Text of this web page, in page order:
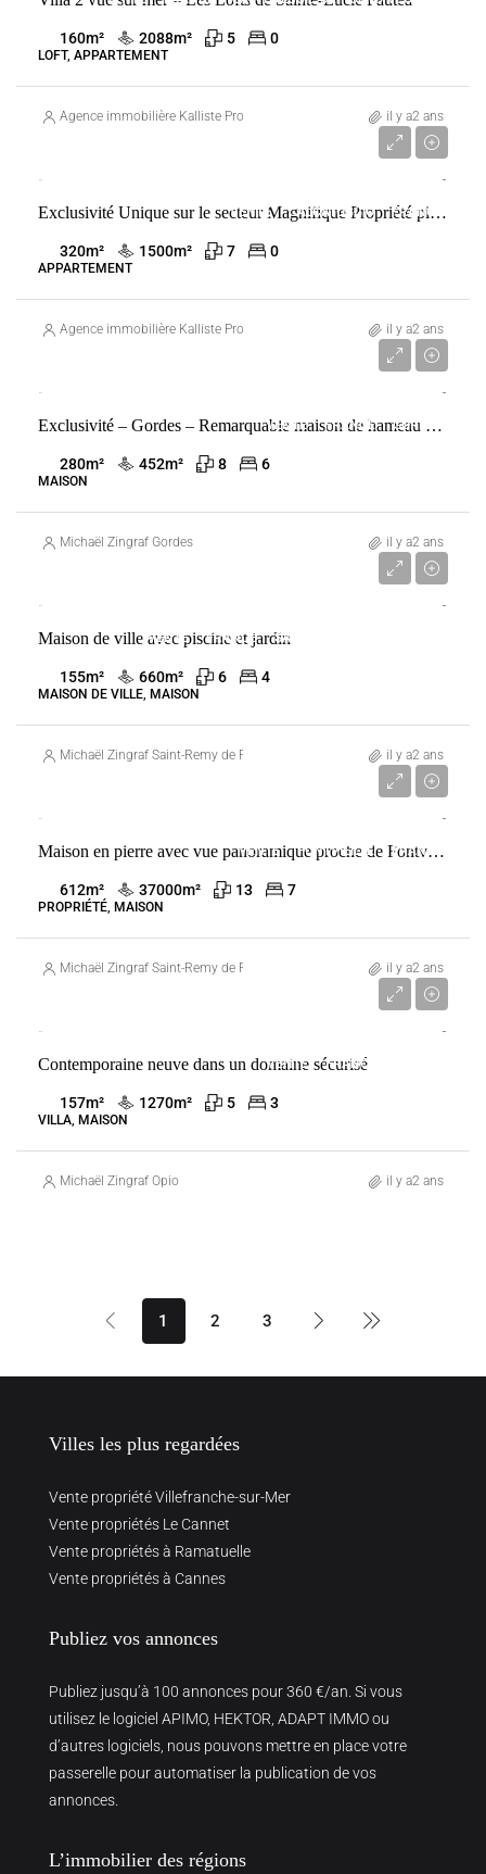
160m² 2088m² 5 0
LOFT, APPARTEMENT
Agence immobilière Kalliste Properties il y a2 ans
VENTE CALCATOGGIO FRANCEExclusivité Unique sur le secteur Magnifique Propriété pieds dans l ‘eau
320m² 1500m² 7 0
APPARTEMENT
Agence immobilière Kalliste Properties il y a2 ans
VENTE FRANCE GORDESExclusivité – Gordes – Remarquable maison de hameau avec piscine et dépendances
280m² 452m² 8 6
MAISON
Michaël Zingraf Gordes il y a2 ans
VENTE FRANCE SAINT-RÉMY-DE-PROVENCE
Maison de ville avec piscine et jardin
155m² 660m² 6 4
MAISON DE VILLE, MAISON
Michaël Zingraf Saint-Remy de Provence il y a2 ans
VENTE FONTVIEILLE FRANCEMaison en pierre avec vue panoramique proche de Fontvieille
612m² 37000m² 13 7
PROPRIÉTÉ, MAISON
Michaël Zingraf Saint-Remy de Provence il y a2 ans
VENTE FRANCE
Contemporaine neuve dans un domaine sécurisé
157m² 1270m² 5 3
VILLA, MAISON
Michaël Zingraf Opio il y a2 ans
1 2 3
Villes les plus regardées
Vente propriété Villefranche-sur-Mer
Vente propriétés Le Cannet
Vente propriétés à Ramatuelle
Vente propriétés à Cannes
Publiez vos annonces
Publiez jusqu’à 100 annonces pour 360 €/an. Si vous
utilisez le logiciel APIMO, HEKTOR, ADAPT IMMO ou
d’autres logiciels, nous pouvons mettre en place votre
passerelle pour automatiser la publication de vos
annonces.
L’immobilier des régions